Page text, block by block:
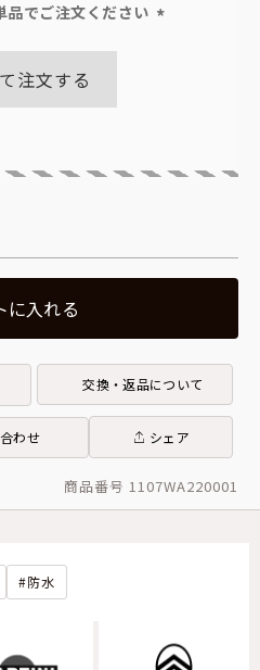
品でご注文ください
注文する
に入れる
交換・返品について
わせ シェア
商品番号 1107WA220001
防水